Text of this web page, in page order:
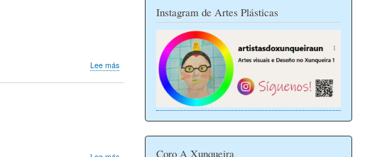
Lee más
Instagram de Artes Plásticas
Coro A Xunqueira